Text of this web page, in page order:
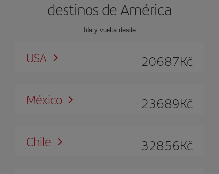
destinos de América
Ida y vuelta desde
USA 20687Kč
México 23689Kč
Chile 32856Kč